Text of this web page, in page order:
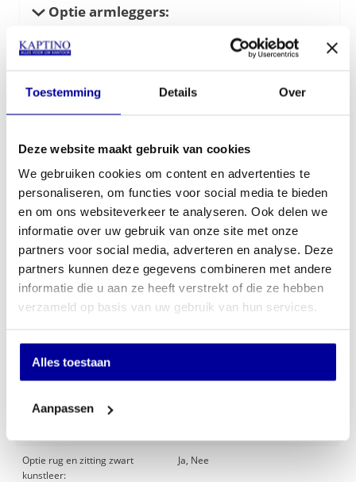
Toestemming Details Over
Deze website maakt gebruik van cookies
We gebruiken cookies om content en advertenties te
personaliseren, om functies voor social media te bieden
en om ons websiteverkeer te analyseren. Ook delen we
informatie over uw gebruik van onze site met onze
partners voor social media, adverteren en analyse. Deze
partners kunnen deze gegevens combineren met andere
informatie die u aan ze heeft verstrekt of die ze hebben
verzameld op basis van uw gebruik van hun services.
Alles toestaan
Aanpassen
Optie armleggers:
Optie voetenring:
€335,00
In mijn winkelwagen
Offerte aanvragen
Specificaties
Optie armleggers:
Optie rug en zitting zwart
kunstleer:
Ja, Nee